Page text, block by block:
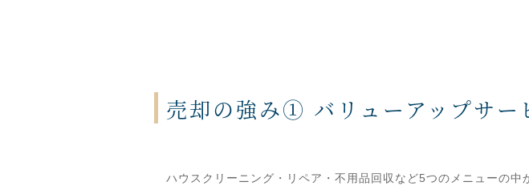
売却の強み① バリューアップサー
ハウスクリーニング・リペア・不用品回収など5つのメニューの